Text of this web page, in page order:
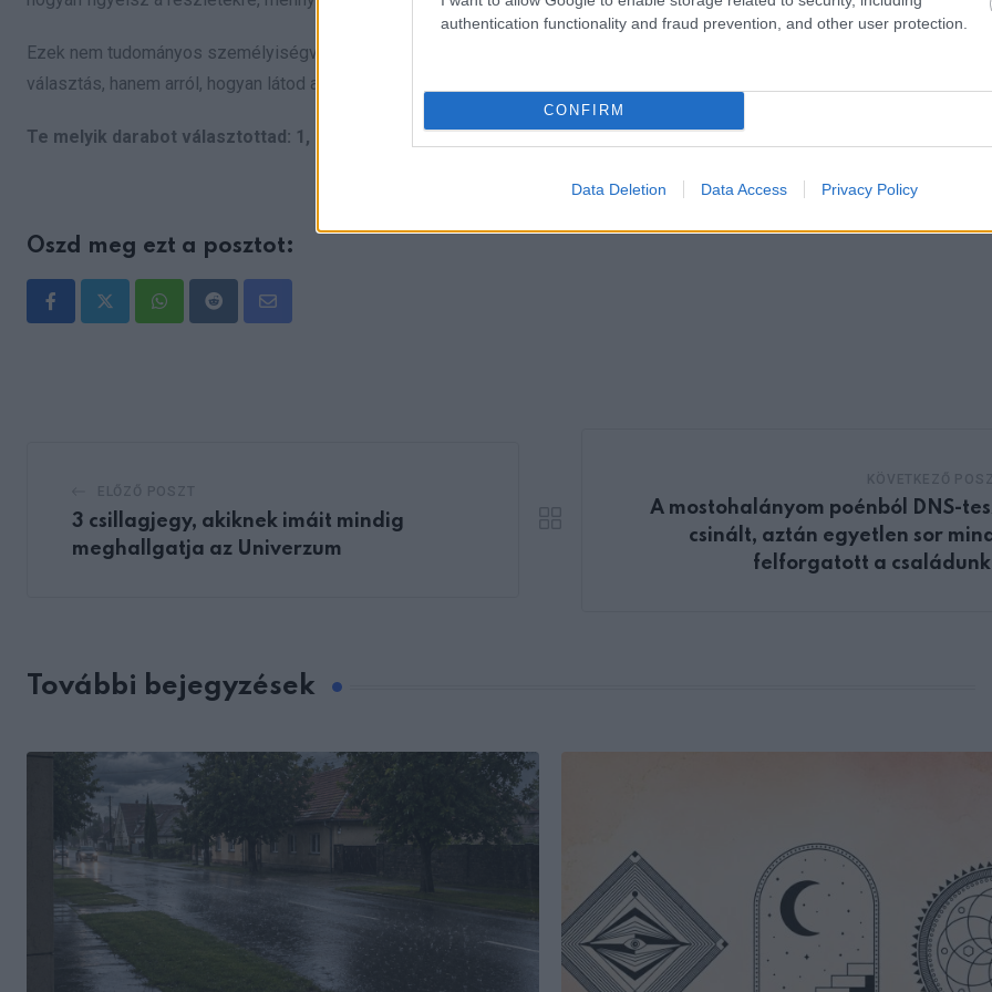
authentication functionality and fraud prevention, and other user protection.
CONFIRM
Data Deletion Data Access Privacy Policy
Ezek nem tudományos személyiségvizsgálatok, mégis jó alkalmat adnak egy kis önreflexióra. Sokszor nem is a tortáról szól
választás, hanem arról, hogyan látod a világot.
Te melyik darabot választottad: 1, 2, 3, vagy 4?
Oszd meg ezt a posztot:
WhatsappRedditShare
3 csillagjegy, akiknek imáit mindig
meghallgatja az Univerzum
A mostohalányom poénból DNS-
csinált, aztán egyetlen sor
felforgatott a
További bejegyzések